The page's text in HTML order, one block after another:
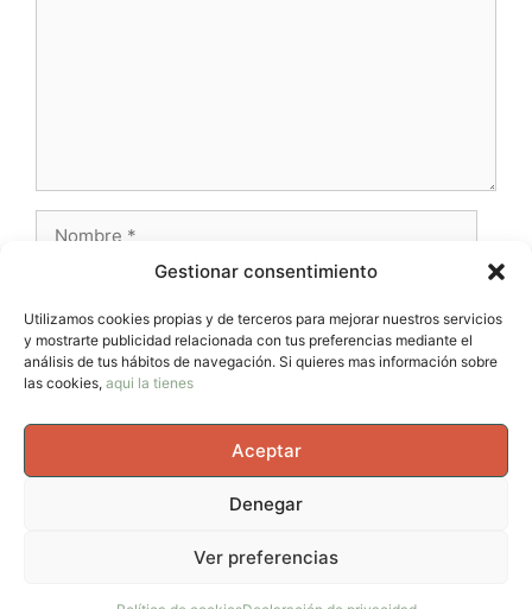
Gestionar consentimiento
Utilizamos cookies propias y de terceros para mejorar nuestros servicios
y mostrarte publicidad relacionada con tus preferencias mediante el
análisis de tus hábitos de navegación. Si quieres mas información sobre
las cookies, aqui la tienes
Aceptar
Denegar
Ver preferencias
electrónico
Web
© 2026 AvernoTrail - Movimiento, vida y curiosidad, un
cabeza y en la vida.• Creado con GeneratePress